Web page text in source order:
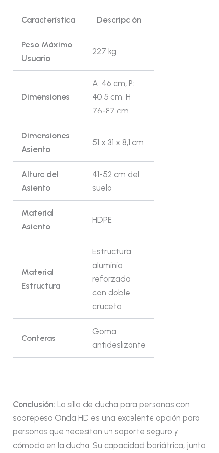
Característica Descripción
Peso Máximo
Usuario
227 kg
Dimensiones
A: 46 cm, P:
40,5 cm, H:
76-87 cm
Dimensiones
Asiento
51 x 31 x 8,1 cm
Altura del
Asiento
41-52 cm del
suelo
Material
Asiento
HDPE
Material
Estructura
Estructura
aluminio
reforzada
con doble
cruceta
Conteras
Goma
antideslizante
Conclusión: La silla de ducha para personas con
sobrepeso Onda HD es una excelente opción para
personas que necesitan un soporte seguro y
cómodo en la ducha. Su capacidad bariátrica, junto